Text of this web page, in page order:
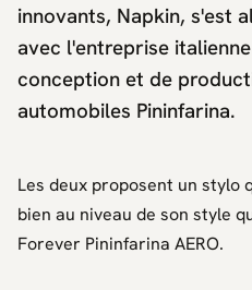
innovants, Napkin, s'est
avec l'entreprise
conception et de
automobiles Pininfarina.
Les deux proposent un stylo
bien au niveau de son style
Forever Pininfarina AERO.